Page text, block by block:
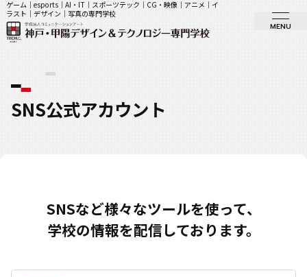
ゲーム｜esports｜AI・IT｜スポーツテック｜CG・映像｜アニメ｜イ
ラスト｜デザイン｜写真の専門学校
MENU
SNS公式アカウント
SNSなど様々なツールを使って、
学校の情報を配信しております。